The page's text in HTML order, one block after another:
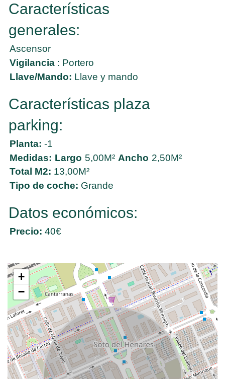
Características
generales:
Ascensor
Vigilancia : Portero
Llave/Mando: Llave y mando
Características plaza
parking:
Planta: -1
Medidas: Largo 5,00M² Ancho 2,50M²
Total M2: 13,00M²
Tipo de coche: Grande
Datos económicos:
Precio: 40€
+
−